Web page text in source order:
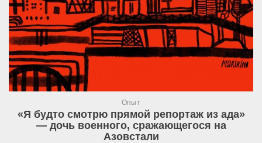
Опыт
«Я будто смотрю прямой репортаж из ада»
— дочь военного, сражающегося на
Азовстали